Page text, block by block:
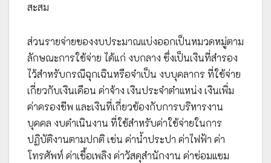
สะสม
ส่วนรายจ่ายของงบประมาณแบ่งออกเป็นหมวดหมู่ตาม
ลักษณะการใช้จ่าย ได้แก่ งบกลาง ซึ่งเป็นเงินที่สำรอง
ไว้สำหรับกรณีฉุกเฉินหรือจำเป็น งบบุคลากร ที่ใช้จ่าย
เกี่ยวกับเงินเดือน ค่าจ้าง เงินประจำตำแหน่ง เงินเพิ่ม
ค่าครองชีพ และเงินที่เกี่ยวข้องกับการบริหารงาน
บุคคล งบดำเนินงาน ที่ใช้สำหรับค่าใช้จ่ายในการ
ปฏิบัติงานตามปกติ เช่น ค่าน้ำประปา ค่าไฟฟ้า ค่า
โทรศัพท์ ค่าเชื้อเพลิง ค่าวัสดุสำนักงาน ค่าซ่อมแซม